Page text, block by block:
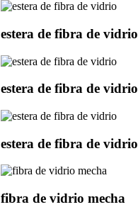
estera de fibra de vidrio
estera de fibra de vidrio
estera de fibra de vidrio
fibra de vidrio mecha